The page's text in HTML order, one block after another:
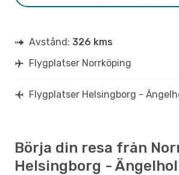
Avstånd: 326 kms
Flygplatser Norrköping
Flygplatser Helsingborg -
Börja din resa från
Helsingborg -